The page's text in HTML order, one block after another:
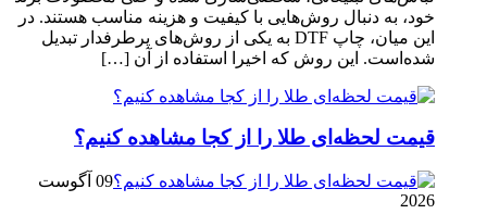
خود، به دنبال روش‌هایی با کیفیت و هزینه مناسب هستند. در
این میان، چاپ DTF به یکی از روش‌های پرطرفدار تبدیل
شده‌است. این روش که اخیرا استفاده از آن […]
قیمت لحظه‌ای طلا را از کجا مشاهده کنیم؟
09 آگوست
2026